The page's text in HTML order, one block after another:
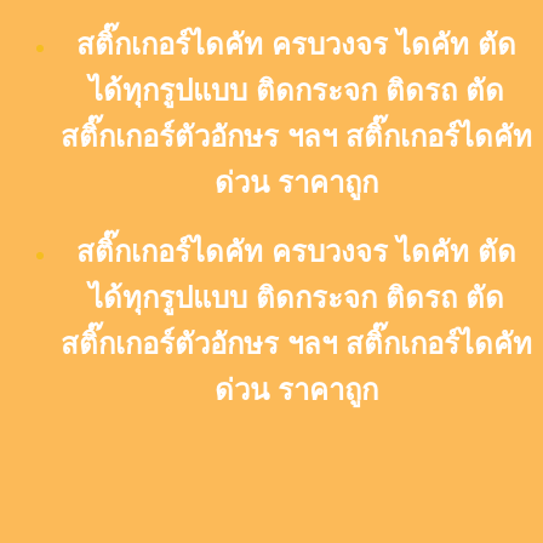
สติ๊กเกอร์ไดคัท ครบวงจร ไดคัท ตัด
ได้ทุกรูปแบบ ติดกระจก ติดรถ ตัด
สติ๊กเกอร์ตัวอักษร ฯลฯ สติ๊กเกอร์ไดคัท
ด่วน ราคาถูก
สติ๊กเกอร์ไดคัท ครบวงจร ไดคัท ตัด
ได้ทุกรูปแบบ ติดกระจก ติดรถ ตัด
สติ๊กเกอร์ตัวอักษร ฯลฯ สติ๊กเกอร์ไดคัท
ด่วน ราคาถูก